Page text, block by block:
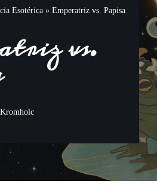
Esotérica » Emperatriz vs. Papisa
vs.